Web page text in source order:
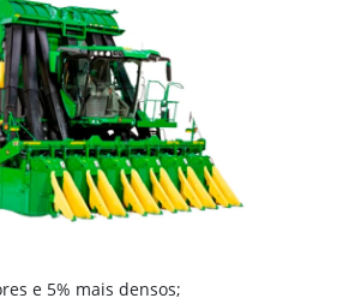
e 5% mais densos;